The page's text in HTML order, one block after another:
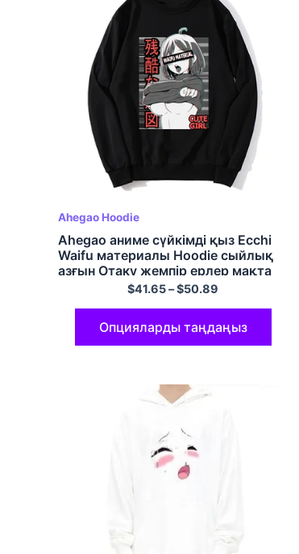
Ahegao Hoodie
Ahegao аниме сүйкімді қыз Ecchi
Waifu материалы Hoodie сыйлық
азғын Отаку жемпір ерлер мақта
хип-хоп күлкілі Unisex жемпір
$41.65–$50.89
Опцияларды таңдаңыз